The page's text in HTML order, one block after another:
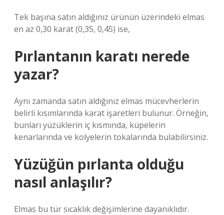
Tek başına satın aldığınız ürünün üzerindeki elmas
en az 0,30 karat (0,35, 0,45) ise,
Pırlantanın karatı nerede
yazar?
Aynı zamanda satın aldığınız elmas mücevherlerin
belirli kısımlarında karat işaretleri bulunur. Örneğin,
bunları yüzüklerin iç kısmında, küpelerin
kenarlarında ve kolyelerin tokalarında bulabilirsiniz.
Yüzüğün pırlanta olduğu
nasıl anlaşılır?
Elmas bu tür sıcaklık değişimlerine dayanıklıdır.